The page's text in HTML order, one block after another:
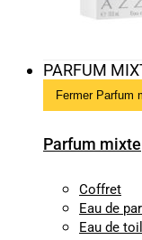
PARFUM
Fermer Parfum
Parfum mixte
Coffret
Eau de
Eau de